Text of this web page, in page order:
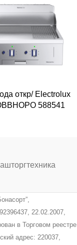
откр/ Electrolux
588541
22.02.2007,
в Торговом реестре
адрес: 220037,